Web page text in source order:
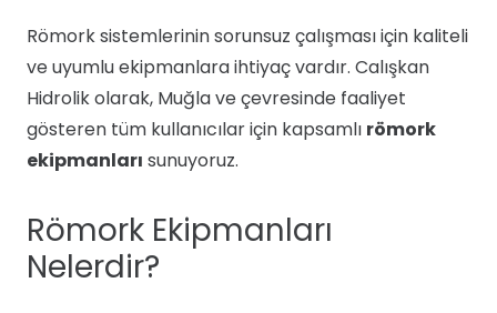
Römork sistemlerinin sorunsuz çalışması için kaliteli
ve uyumlu ekipmanlara ihtiyaç vardır. Calışkan
Hidrolik olarak, Muğla ve çevresinde faaliyet
gösteren tüm kullanıcılar için kapsamlı römork
ekipmanları sunuyoruz.
Römork Ekipmanları
Nelerdir?